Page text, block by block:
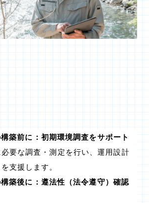
築前に：初期環境調査をサポート
要な調査・測定を行い、運用設計
支援します。
築後に：遵法性（法令遵守）確認